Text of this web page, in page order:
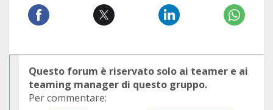
Questo forum è riservato solo ai teamer e ai
teaming manager di questo gruppo.
Per commentare: